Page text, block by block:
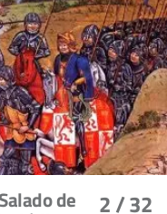
2/ 32
de